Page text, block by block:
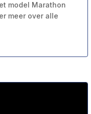
model Marathon
meer over alle